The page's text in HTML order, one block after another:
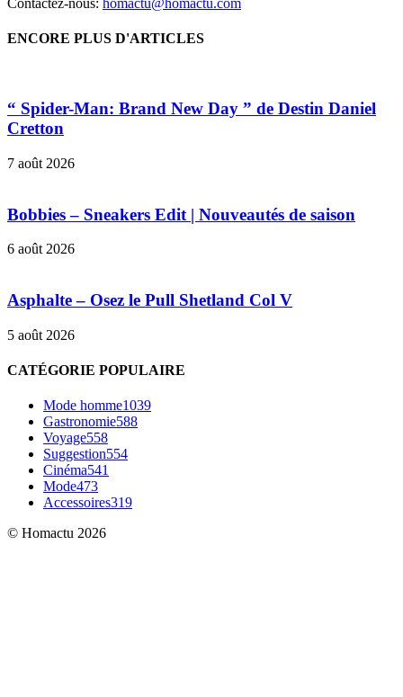
ENCORE PLUS D'ARTICLES
“ Spider-Man: Brand New Day ” de Destin Daniel
Cretton
7 août 2026
Bobbies – Sneakers Edit | Nouveautés de saison
6 août 2026
Asphalte – Osez le Pull Shetland Col V
5 août 2026
CATÉGORIE POPULAIRE
Mode homme1039
Gastronomie588
Voyage558
Suggestion554
Cinéma541
Mode473
Accessoires319
© Homactu 2026